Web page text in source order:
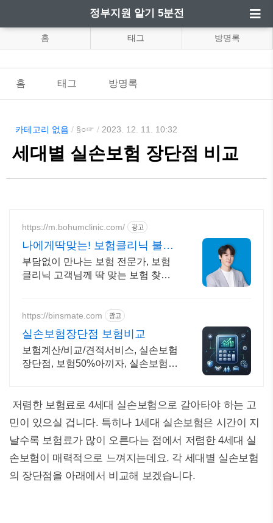
정부지원 알기 5분전
홈 태그 방명록
홈 태그 방명록
카테고리 없음 / §○☞ / 2023. 12. 11. 10:32
세대별 실손보험 장단점 비교
https://m.bohumclinic.com/ 광고
나에게딱맞는! 보험클리닉 불필
요한 보험료 내고있나요?
부담없이 만나는 보험 전문가, 보험
클리닉 고객님께 딱 맞는 보험 찾아
https://binsmate.com 광고
실손보험장단점 보험비교
보험계산/비교/견적서비스, 실손보험
장단점, 보험50%아끼자, 실손보험장
저!
저렴한 보험료로 4세대 실손보험으로 갈아타야 하는 고
민이 있으실 겁니다. 특히나 1세대 실손보험은 시간이 지
날수록 보험료가 많이 오른다는 점에서 저렴한 4세대 실
손보험이 매력적으로 느껴지는데요. 각 세대별 실손보험
의 장단점을 아래에서 비교해 보겠습니다.